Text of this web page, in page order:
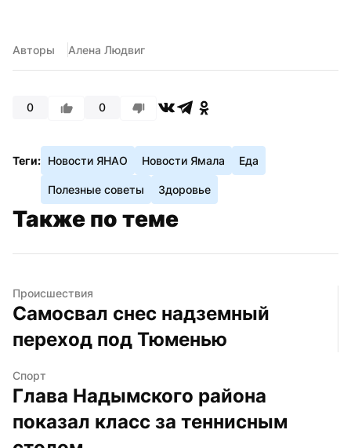
Авторы Алена Людвиг
0 0
Теги: Новости ЯНАО Новости Ямала Еда
Полезные советы Здоровье
Также по теме
Происшествия
Самосвал снес надземный
переход под Тюменью
Спорт
Глава Надымского района
показал класс за теннисным